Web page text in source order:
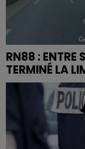
RN88 : ENTRE
TERMINÉ LA